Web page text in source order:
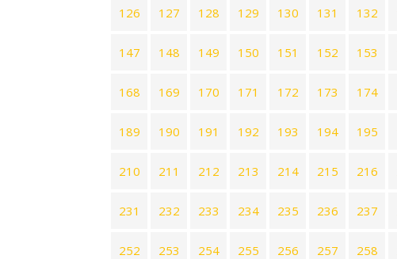
126 127 128 129 130 131 132
147 148 149 150 151 152 153
168 169 170 171 172 173 174
189 190 191 192 193 194 195
210 211 212 213 214 215 216
231 232 233 234 235 236 237
252 253 254 255 256 257 258